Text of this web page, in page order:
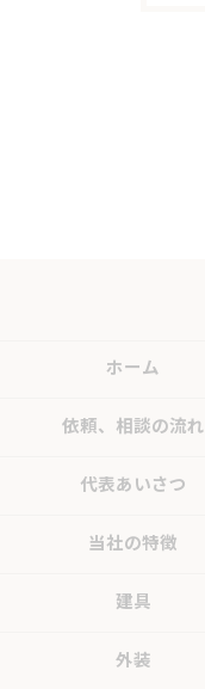
ホーム
依頼、相談の流れ
代表あいさつ
当社の特徴
建具
外装